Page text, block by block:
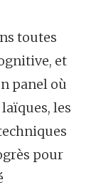
toutes
et
panel où
les
pour